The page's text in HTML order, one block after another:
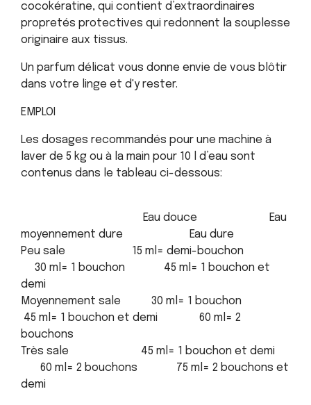
cocokératine, qui contient d’extraordinaires
propretés protectives qui redonnent la souplesse
originaire aux tissus.
Un parfum délicat vous donne envie de vous blôtir
dans votre linge et d'y rester.
EMPLOI
Les dosages recommandés pour une machine à
laver de 5 kg ou à la main pour 10 l d’eau sont
contenus dans le tableau ci-dessous:
Eau douce Eau
moyennement dure Eau dure
Peu sale 15 ml= demi-bouchon
30 ml= 1 bouchon 45 ml= 1 bouchon et
demi
Moyennement sale 30 ml= 1 bouchon
45 ml= 1 bouchon et demi 60 ml= 2
bouchons
Très sale 45 ml= 1 bouchon et demi
60 ml= 2 bouchons 75 ml= 2 bouchons et
demi